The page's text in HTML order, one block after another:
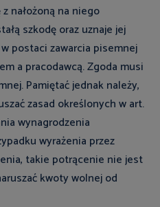
nałożoną na niego
szkodę oraz uznaje jej
postaci zawarcia pisemnej
a pracodawcą. Zgoda musi
Pamiętać jednak należy,
zasad określonych w art.
wynagrodzenia
wyrażenia przez
takie potrącenie nie jest
kwoty wolnej od